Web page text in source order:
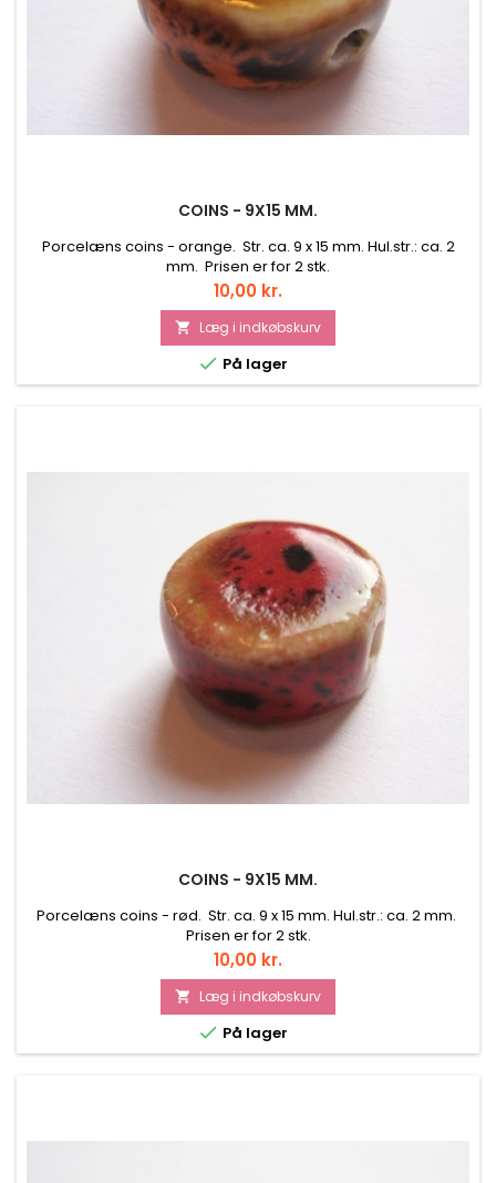
COINS - 9X15 MM.
Porcelæns coins - orange. Str. ca. 9 x 15 mm. Hul.str.: ca. 2
mm. Prisen er for 2 stk.
Pris
10,00 kr.
 Læg i indkøbskurv
 På lager
COINS - 9X15 MM.
Porcelæns coins - rød. Str. ca. 9 x 15 mm. Hul.str.: ca. 2 mm.
Prisen er for 2 stk.
Pris
10,00 kr.
 Læg i indkøbskurv
 På lager